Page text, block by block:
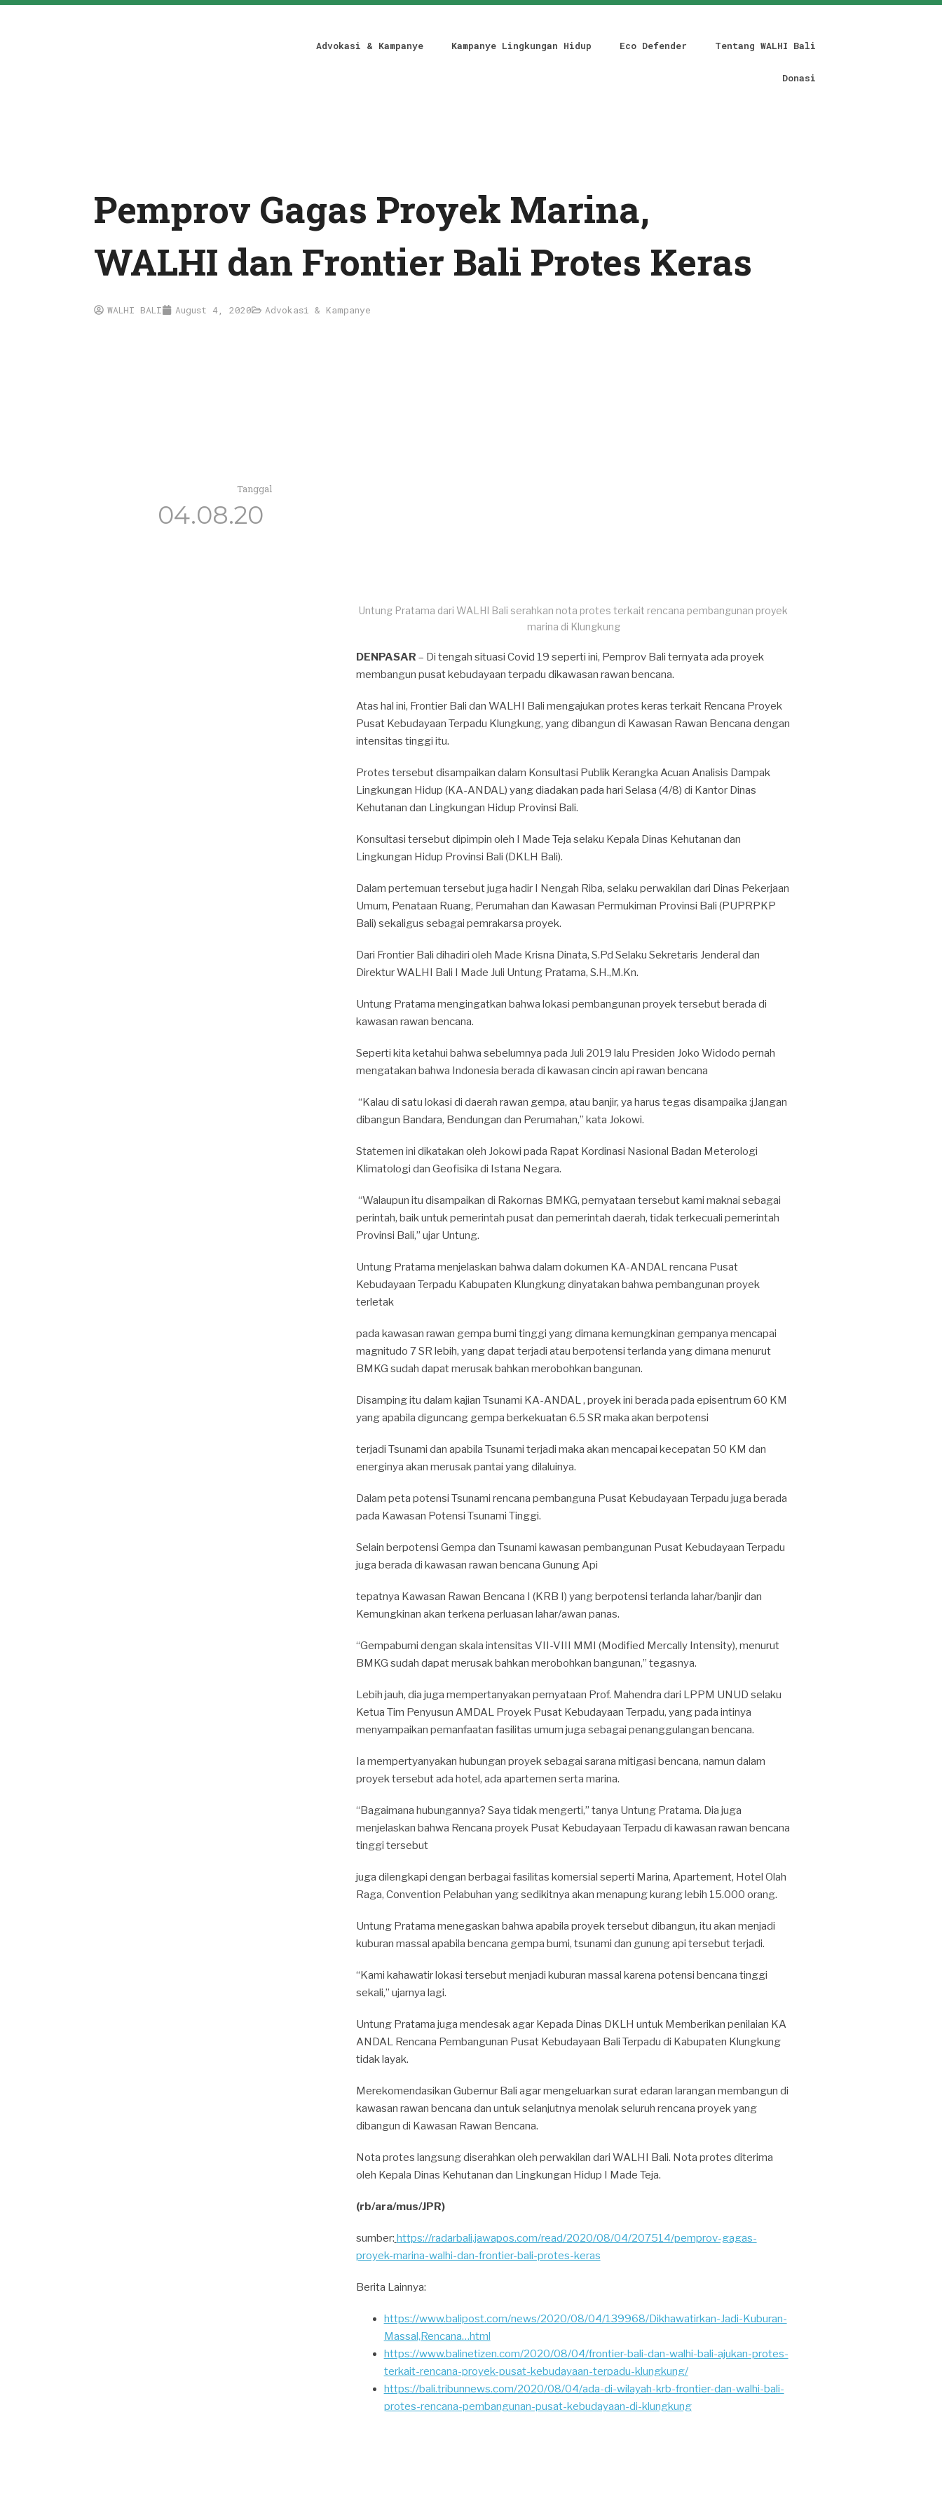
Advokasi & Kampanye Kampanye Lingkungan Hidup Eco Defender Tentang WALHI Bali
Donasi
Pemprov Gagas Proyek Marina,
WALHI dan Frontier Bali Protes Keras
WALHI BALI August 4, 2020 Advokasi & Kampanye
Tanggal
04.08.20
Untung Pratama dari WALHI Bali serahkan nota protes terkait rencana pembangunan proyek
marina di Klungkung
DENPASAR – Di tengah situasi Covid 19 seperti ini, Pemprov Bali ternyata ada proyek
membangun pusat kebudayaan terpadu dikawasan rawan bencana.
Atas hal ini, Frontier Bali dan WALHI Bali mengajukan protes keras terkait Rencana Proyek
Pusat Kebudayaan Terpadu Klungkung, yang dibangun di Kawasan Rawan Bencana dengan
intensitas tinggi itu.
Protes tersebut disampaikan dalam Konsultasi Publik Kerangka Acuan Analisis Dampak
Lingkungan Hidup (KA-ANDAL) yang diadakan pada hari Selasa (4/8) di Kantor Dinas
Kehutanan dan Lingkungan Hidup Provinsi Bali.
Konsultasi tersebut dipimpin oleh I Made Teja selaku Kepala Dinas Kehutanan dan
Lingkungan Hidup Provinsi Bali (DKLH Bali).
Dalam pertemuan tersebut juga hadir I Nengah Riba, selaku perwakilan dari Dinas Pekerjaan
Umum, Penataan Ruang, Perumahan dan Kawasan Permukiman Provinsi Bali (PUPRPKP
Bali) sekaligus sebagai pemrakarsa proyek.
Dari Frontier Bali dihadiri oleh Made Krisna Dinata, S.Pd Selaku Sekretaris Jenderal dan
Direktur WALHI Bali I Made Juli Untung Pratama, S.H.,M.Kn.
Untung Pratama mengingatkan bahwa lokasi pembangunan proyek tersebut berada di
kawasan rawan bencana.
Seperti kita ketahui bahwa sebelumnya pada Juli 2019 lalu Presiden Joko Widodo pernah
mengatakan bahwa Indonesia berada di kawasan cincin api rawan bencana
“Kalau di satu lokasi di daerah rawan gempa, atau banjir, ya harus tegas disampaika :jJangan
dibangun Bandara, Bendungan dan Perumahan,” kata Jokowi.
Statemen ini dikatakan oleh Jokowi pada Rapat Kordinasi Nasional Badan Meterologi
Klimatologi dan Geofisika di Istana Negara.
“Walaupun itu disampaikan di Rakornas BMKG, pernyataan tersebut kami maknai sebagai
perintah, baik untuk pemerintah pusat dan pemerintah daerah, tidak terkecuali pemerintah
Provinsi Bali,” ujar Untung.
Untung Pratama menjelaskan bahwa dalam dokumen KA-ANDAL rencana Pusat
Kebudayaan Terpadu Kabupaten Klungkung dinyatakan bahwa pembangunan proyek
terletak
pada kawasan rawan gempa bumi tinggi yang dimana kemungkinan gempanya mencapai
magnitudo 7 SR lebih, yang dapat terjadi atau berpotensi terlanda yang dimana menurut
BMKG sudah dapat merusak bahkan merobohkan bangunan.
Disamping itu dalam kajian Tsunami KA-ANDAL , proyek ini berada pada episentrum 60 KM
yang apabila diguncang gempa berkekuatan 6.5 SR maka akan berpotensi
terjadi Tsunami dan apabila Tsunami terjadi maka akan mencapai kecepatan 50 KM dan
energinya akan merusak pantai yang dilaluinya.
Dalam peta potensi Tsunami rencana pembanguna Pusat Kebudayaan Terpadu juga berada
pada Kawasan Potensi Tsunami Tinggi.
Selain berpotensi Gempa dan Tsunami kawasan pembangunan Pusat Kebudayaan Terpadu
juga berada di kawasan rawan bencana Gunung Api
tepatnya Kawasan Rawan Bencana I (KRB I) yang berpotensi terlanda lahar/banjir dan
Kemungkinan akan terkena perluasan lahar/awan panas.
“Gempabumi dengan skala intensitas VII-VIII MMI (Modified Mercally Intensity), menurut
BMKG sudah dapat merusak bahkan merobohkan bangunan,” tegasnya.
Lebih jauh, dia juga mempertanyakan pernyataan Prof. Mahendra dari LPPM UNUD selaku
Ketua Tim Penyusun AMDAL Proyek Pusat Kebudayaan Terpadu, yang pada intinya
menyampaikan pemanfaatan fasilitas umum juga sebagai penanggulangan bencana.
Ia mempertyanyakan hubungan proyek sebagai sarana mitigasi bencana, namun dalam
proyek tersebut ada hotel, ada apartemen serta marina.
“Bagaimana hubungannya? Saya tidak mengerti,” tanya Untung Pratama. Dia juga
menjelaskan bahwa Rencana proyek Pusat Kebudayaan Terpadu di kawasan rawan bencana
tinggi tersebut
juga dilengkapi dengan berbagai fasilitas komersial seperti Marina, Apartement, Hotel Olah
Raga, Convention Pelabuhan yang sedikitnya akan menapung kurang lebih 15.000 orang.
Untung Pratama menegaskan bahwa apabila proyek tersebut dibangun, itu akan menjadi
kuburan massal apabila bencana gempa bumi, tsunami dan gunung api tersebut terjadi.
“Kami kahawatir lokasi tersebut menjadi kuburan massal karena potensi bencana tinggi
sekali,” ujarnya lagi.
Untung Pratama juga mendesak agar Kepada Dinas DKLH untuk Memberikan penilaian KA
ANDAL Rencana Pembangunan Pusat Kebudayaan Bali Terpadu di Kabupaten Klungkung
tidak layak.
Merekomendasikan Gubernur Bali agar mengeluarkan surat edaran larangan membangun di
kawasan rawan bencana dan untuk selanjutnya menolak seluruh rencana proyek yang
dibangun di Kawasan Rawan Bencana.
Nota protes langsung diserahkan oleh perwakilan dari WALHI Bali. Nota protes diterima
oleh Kepala Dinas Kehutanan dan Lingkungan Hidup I Made Teja.
(rb/ara/mus/JPR)
sumber: https://radarbali.jawapos.com/read/2020/08/04/207514/pemprov-gagas-
proyek-marina-walhi-dan-frontier-bali-protes-keras
Berita Lainnya:
https://www.balipost.com/news/2020/08/04/139968/Dikhawatirkan-Jadi-Kuburan-
Massal,Rencana…html
https://www.balinetizen.com/2020/08/04/frontier-bali-dan-walhi-bali-ajukan-protes-
terkait-rencana-proyek-pusat-kebudayaan-terpadu-klungkung/
https://bali.tribunnews.com/2020/08/04/ada-di-wilayah-krb-frontier-dan-walhi-bali-
protes-rencana-pembangunan-pusat-kebudayaan-di-klungkung